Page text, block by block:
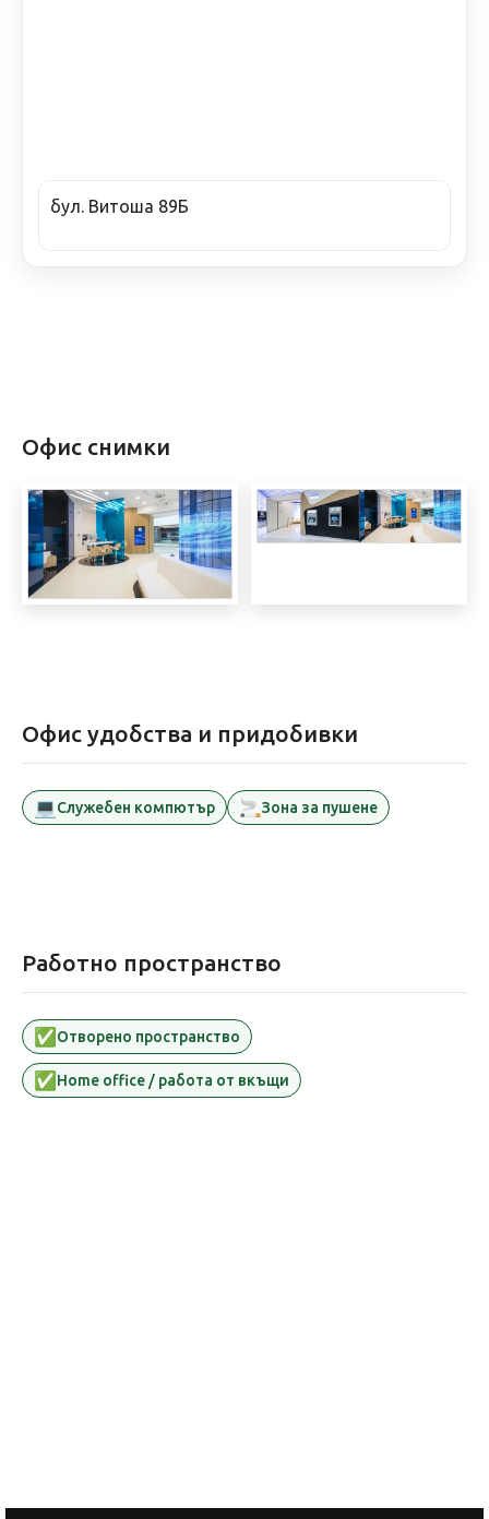
бул. Витоша 89Б
Офис снимки
Офис удобства и придобивки
💻 Служебен компютър 🚬Зона за пушене
Работно пространство
✅ Oтворено пространство
✅ Home office / работа от вкъщи